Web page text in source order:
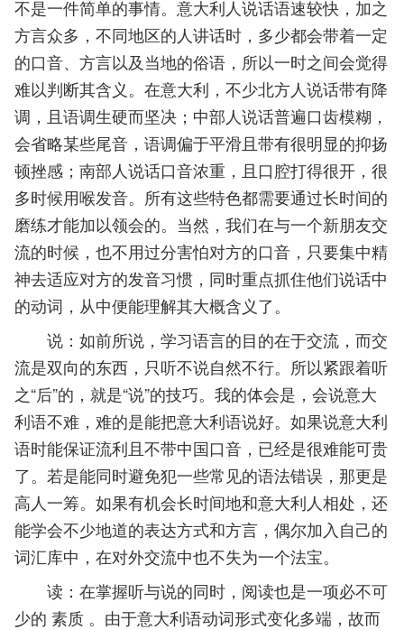
不是一件简单的事情。意大利人说话语速较快，加之
方言众多，不同地区的人讲话时，多少都会带着一定
的口音、方言以及当地的俗语，所以一时之间会觉得
难以判断其含义。在意大利，不少北方人说话带有降
调，且语调生硬而坚决；中部人说话普遍口齿模糊，
会省略某些尾音，语调偏于平滑且带有很明显的抑扬
顿挫感；南部人说话口音浓重，且口腔打得很开，很
多时候用喉发音。所有这些特色都需要通过长时间的
磨练才能加以领会的。当然，我们在与一个新朋友交
流的时候，也不用过分害怕对方的口音，只要集中精
神去适应对方的发音习惯，同时重点抓住他们说话中
的动词，从中便能理解其大概含义了。
说：如前所说，学习语言的目的在于交流，而交
流是双向的东西，只听不说自然不行。所以紧跟着听
之“后”的，就是“说”的技巧。我的体会是，会说意大
利语不难，难的是能把意大利语说好。如果说意大利
语时能保证流利且不带中国口音，已经是很难能可贵
了。若是能同时避免犯一些常见的语法错误，那更是
高人一筹。如果有机会长时间地和意大利人相处，还
能学会不少地道的表达方式和方言，偶尔加入自己的
词汇库中，在对外交流中也不失为一个法宝。
读：在掌握听与说的同时，阅读也是一项必不可
少的 素质 。由于意大利语动词形式变化多端，故而